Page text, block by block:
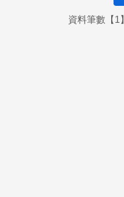
資料筆數【1